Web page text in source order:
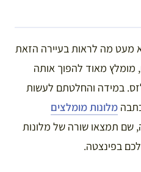
מעט מה לראות בעיירה הזאת
מומלץ מאוד להפוך אותה
במידה והחלטתם לעשות
מלונות מומלצים
שם תמצאו שורה של מלונות
בפינצטה.